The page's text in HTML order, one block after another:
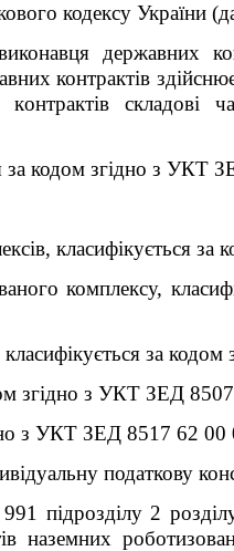
кодексу України
державних
контрактів
складові
за кодом згідно з УКТ
класифікується
комплексу,
класифікується за
згідно з УКТ ЗЕД
з УКТ ЗЕД 8517 62 00
податкову
1 підрозділу 2
наземних